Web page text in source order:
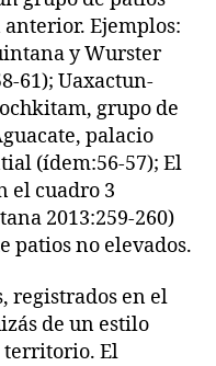
Ejemplos:
y Wurster
61); Uaxactun-
grupo de
palacio
(ídem:56-57); El
el cuadro 3
2013:259-260)
patios no elevados.
registrados en el
de un estilo
territorio. El